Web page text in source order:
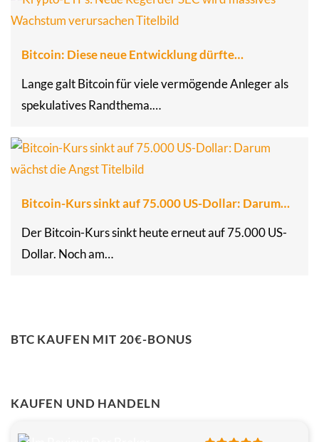
Bitcoin: Diese neue Entwicklung dürfte…
Lange galt Bitcoin für viele vermögende Anleger als
spekulatives Randthema.…
Bitcoin-Kurs sinkt auf 75.000 US-Dollar: Darum…
Der Bitcoin-Kurs sinkt heute erneut auf 75.000 US-
Dollar. Noch am…
BTC KAUFEN MIT 20€-BONUS
KAUFEN UND HANDELN